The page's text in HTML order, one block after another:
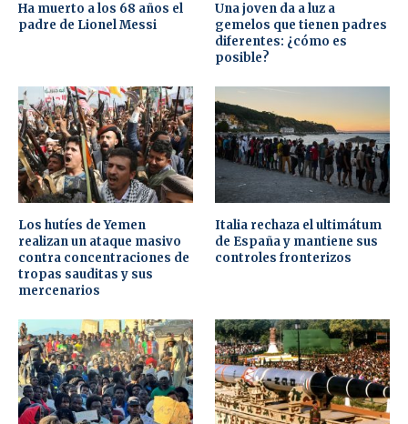
Ha muerto a los 68 años el
padre de Lionel Messi
Una joven da a luz a
gemelos que tienen padres
diferentes: ¿cómo es
posible?
Los hutíes de Yemen
realizan un ataque masivo
contra concentraciones de
tropas sauditas y sus
mercenarios
Italia rechaza el ultimátum
de España y mantiene sus
controles fronterizos